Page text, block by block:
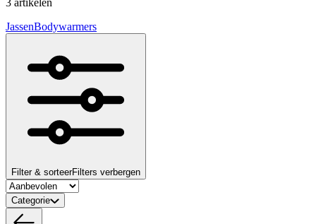
3 artikelen
JassenBodywarmers
Filter & sorteerFilters verbergen
Categorie